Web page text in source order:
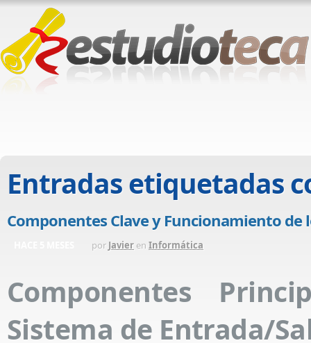
Entradas etiquetadas
Componentes Clave y Funcionamiento de
por Javier en Informática
Componentes
Sistema de Entrada/